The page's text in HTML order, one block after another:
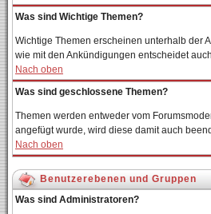
Was sind Wichtige Themen?
Wichtige Themen erscheinen unterhalb der
wie mit den Ankündigungen entscheidet
Nach oben
Was sind geschlossene Themen?
Themen werden entweder vom
angefügt wurde, wird diese damit auch
Nach oben
Benutzerebenen und Gruppen
Was sind Administratoren?